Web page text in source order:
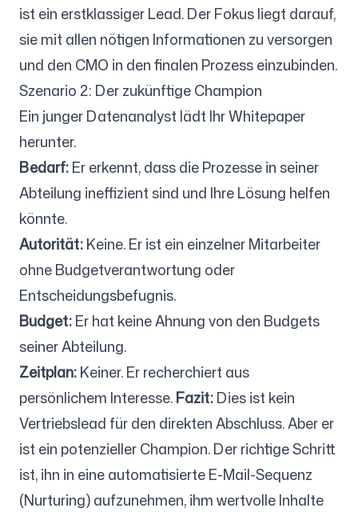
ist ein erstklassiger Lead. Der Fokus liegt darauf,
sie mit allen nötigen Informationen zu versorgen
und den CMO in den finalen Prozess einzubinden.
Szenario 2: Der zukünftige Champion
Ein junger Datenanalyst lädt Ihr Whitepaper
herunter.
Bedarf:Er erkennt, dass die Prozesse in seiner
Abteilung ineffizient sind und Ihre Lösung helfen
könnte.
Autorität:Keine. Er ist ein einzelner Mitarbeiter
ohne Budgetverantwortung oder
Entscheidungsbefugnis.
Budget:Er hat keine Ahnung von den Budgets
seiner Abteilung.
Zeitplan:Keiner. Er recherchiert aus
persönlichem Interesse.Fazit:Dies ist kein
Vertriebslead für den direkten Abschluss. Aber er
ist ein potenzieller Champion. Der richtige Schritt
ist, ihn in eine automatisierte E-Mail-Sequenz
(Nurturing) aufzunehmen, ihm wertvolle Inhalte